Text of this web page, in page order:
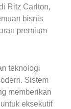
Ritz Carlton,
bisnis
premium
teknologi
Sistem
memberikan
eksekutif